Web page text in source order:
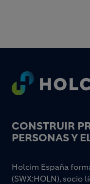
Footer
CONSTRUIR
PERSONAS Y
Holcim España
(SWX:HOLN), socio